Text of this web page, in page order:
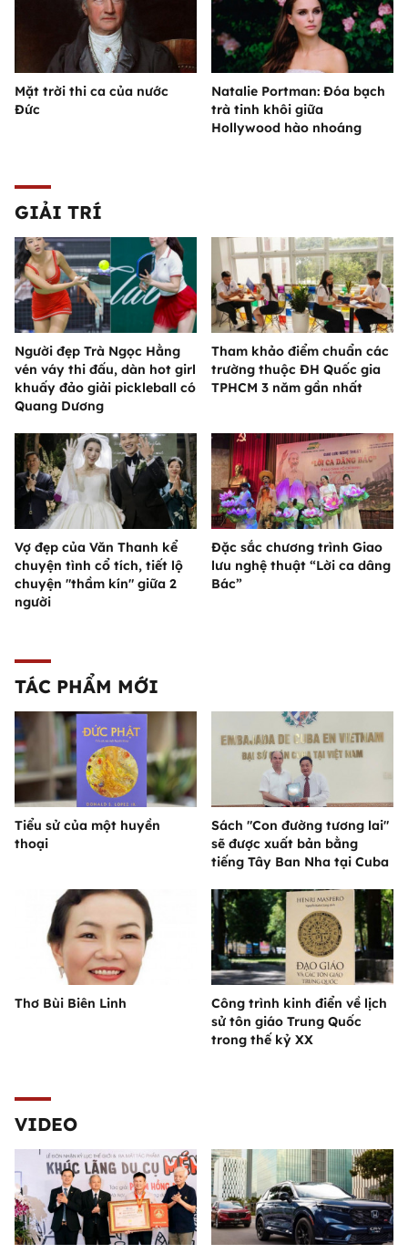
Mặt trời thi ca của nước
Đức
Natalie Portman: Đóa bạch
trà tinh khôi giữa
Hollywood hào nhoáng
GIẢI TRÍ
Người đẹp Trà Ngọc Hằng
vén váy thi đấu, dàn hot girl
khuấy đảo giải pickleball có
Quang Dương
Tham khảo điểm chuẩn các
trường thuộc ĐH Quốc gia
TPHCM 3 năm gần nhất
Vợ đẹp của Văn Thanh kể
chuyện tình cổ tích, tiết lộ
chuyện "thầm kín" giữa 2
người
Đặc sắc chương trình Giao
lưu nghệ thuật “Lời ca dâng
Bác”
TÁC PHẨM MỚI
Tiểu sử của một huyền
thoại
Sách "Con đường tương lai"
sẽ được xuất bản bằng
tiếng Tây Ban Nha tại Cuba
Thơ Bùi Biên Linh
Công trình kinh điển về lịch
sử tôn giáo Trung Quốc
trong thế kỷ XX
VIDEO